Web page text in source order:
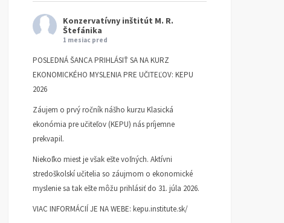
Konzervatívny inštitút M. R.
Štefánika
1 mesiac pred
POSLEDNÁ ŠANCA PRIHLÁSIŤ SA NA KURZ
EKONOMICKÉHO MYSLENIA PRE UČITEĽOV: KEPU
2026
Záujem o prvý ročník nášho kurzu Klasická
ekonómia pre učiteľov (KEPU) nás príjemne
prekvapil.
Niekoľko miest je však ešte voľných. Aktívni
stredoškolskí učitelia so záujmom o ekonomické
myslenie sa tak ešte môžu prihlásiť do 31. júla 2026.
VIAC INFORMÁCIÍ JE NA WEBE: kepu.institute.sk/